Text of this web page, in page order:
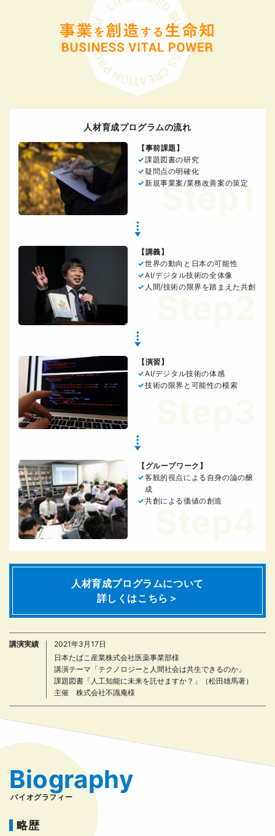
人材育成プログラムの流れ
Step1
【事前課題】
課題図書の研究
疑問点の明確化
新規事業案/業務改善案の策定
【講義】
世界の動向と日本の可能性
AI/デジタル技術の全体像
人間/技術の限界を踏まえた共創
【演習】
AI/デジタル技術の体感
技術の限界と可能性の模索
【グループワーク】
客観的視点による自身の論の醸
成
共創による価値の創造
人材育成プログラムについて
詳しくはこちら＞
講演実績
2021年3月17日
日本たばこ産業株式会社医薬事業部様
講演テーマ「テクノロジーと人間社会は共生できるのか」
課題図書「人工知能に未来を託せますか？」（松田雄馬著）
主催 株式会社不識庵様
Biography
バイオグラフィー
略歴